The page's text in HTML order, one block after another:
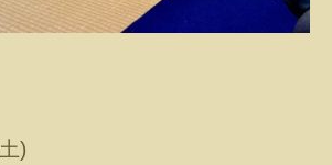
土)